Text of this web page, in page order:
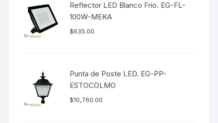
Reflector LED Blanco Frío. EG-FL-
100W-MEKA
$635.00
Punta de Poste LED. EG-PP-
ESTOCOLMO
$10,760.00